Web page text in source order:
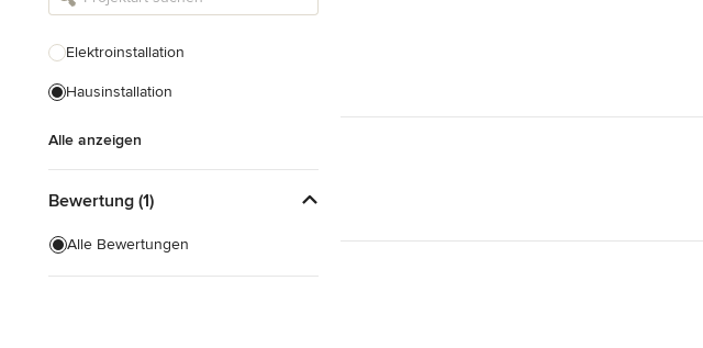
Elektroinstallation
Hausinstallation
Alle anzeigen
Bewertung (1)
Alle Bewertungen